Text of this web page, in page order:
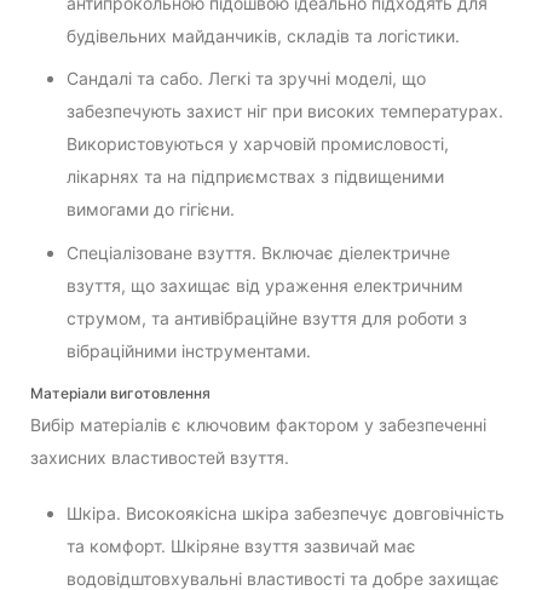
будівельних майданчиків, складів та логістики.
Сандалі та сабо. Легкі та зручні моделі, що
забезпечують захист ніг при високих температурах.
Використовуються у харчовій промисловості,
лікарнях та на підприємствах з підвищеними
вимогами до гігієни.
Спеціалізоване взуття. Включає діелектричне
взуття, що захищає від ураження електричним
струмом, та антивібраційне взуття для роботи з
вібраційними інструментами.
Матеріали виготовлення
Вибір матеріалів є ключовим фактором у забезпеченні
захисних властивостей взуття.
Шкіра. Високоякісна шкіра забезпечує довговічність
та комфорт. Шкіряне взуття зазвичай має
водовідштовхувальні властивості та добре захищає